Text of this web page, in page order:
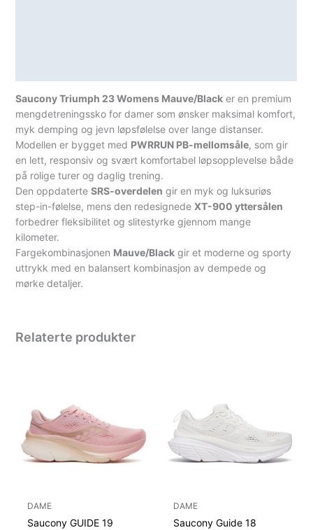
Saucony Triumph 23 Womens Mauve/Black er en premium
mengdetreningssko for damer som ønsker maksimal komfort,
myk demping og jevn løpsfølelse over lange distanser.
Modellen er bygget med PWRRUN PB-mellomsåle, som gir
en lett, responsiv og svært komfortabel løpsopplevelse både
på rolige turer og daglig trening.
Den oppdaterteSRS-overdelen gir en myk og luksuriøs
step-in-følelse, mens den redesignede XT-900 yttersålen
forbedrer fleksibilitet og slitestyrke gjennom mange
kilometer.
Fargekombinasjonen Mauve/Black gir et moderne og sporty
uttrykk med en balansert kombinasjon av dempede og
mørke detaljer.
Relaterte produkter
DAME
Saucony GUIDE 19
DAME
Saucony Guide 18